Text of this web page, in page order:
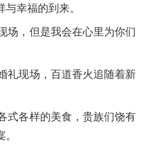
幸福的到来。
场，但是我会在心里为你们
礼现场，百道香火追随着新
式各样的美食，贵族们饶有